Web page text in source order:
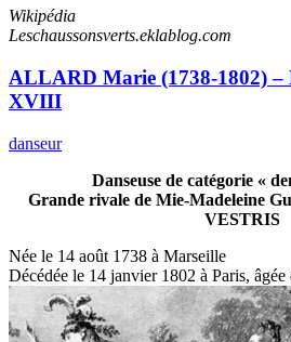
Wikipédia
Leschaussonsverts.eklablog.com
ALLARD Marie (1738-1802) –
XVIII
danseur
Danseuse de catégorie «
Grande rivale de Mie-Madeleine
VESTRIS
Née le 14 août 1738 à Marseille
Décédée le 14 janvier 1802 à Paris, âgée